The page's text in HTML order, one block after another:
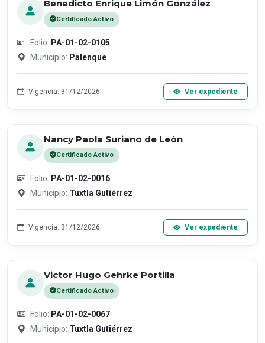
Benedicto Enrique Limón González
Certificado Activo
Folio: PA-01-02-0105
Municipio: Palenque
Vigencia: 31/12/2026 Ver expediente
Nancy Paola Suriano de León
Certificado Activo
Folio: PA-01-02-0016
Municipio: Tuxtla Gutiérrez
Vigencia: 31/12/2026 Ver expediente
Victor Hugo Gehrke Portilla
Certificado Activo
Folio: PA-01-02-0067
Municipio: Tuxtla Gutiérrez